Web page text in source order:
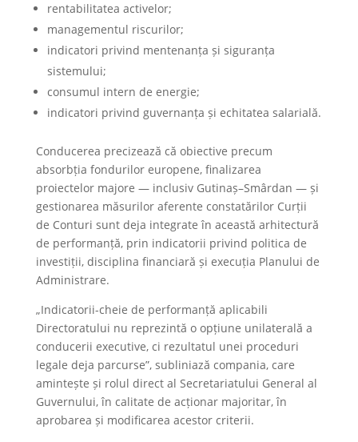
rentabilitatea activelor;
managementul riscurilor;
indicatori privind mentenanța și siguranța
sistemului;
consumul intern de energie;
indicatori privind guvernanța și echitatea salarială.
Conducerea precizează că obiective precum
absorbția fondurilor europene, finalizarea
proiectelor majore — inclusiv Gutinaș–Smârdan — și
gestionarea măsurilor aferente constatărilor Curții
de Conturi sunt deja integrate în această arhitectură
de performanță, prin indicatorii privind politica de
investiții, disciplina financiară și execuția Planului de
Administrare.
„Indicatorii-cheie de performanță aplicabili
Directoratului nu reprezintă o opțiune unilaterală a
conducerii executive, ci rezultatul unei proceduri
legale deja parcurse”, subliniază compania, care
amintește și rolul direct al Secretariatului General al
Guvernului, în calitate de acționar majoritar, în
aprobarea și modificarea acestor criterii.